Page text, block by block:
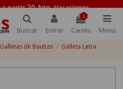
Buscar Entrar
0
Carrito Menú
Galletas de Bautizo
Galleta Letra